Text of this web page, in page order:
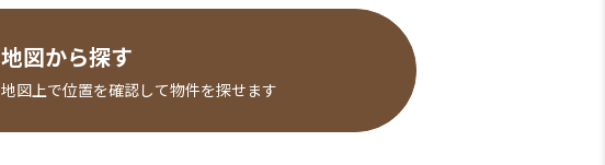
地図から探す
地図上で位置を確認して物件を探せます